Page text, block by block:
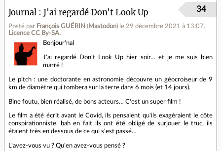
Journal J'ai regardé Don't Look Up
Posté par François GUÉRIN ( Mastodon) le 29 décembre 2021 à 13:07.
Licence CC By‑SA.
34
Bonjour'nal
J'ai regardé Don't Look Up hier soir… et je me suis bien
marré !
Le pitch : une doctorante en astronomie découvre un géocroiseur de 9
km de diamètre qui tombera sur la terre dans 6 mois (et 14 jours).
Bine foutu, bien réalisé, de bons acteurs… C'est un super film !
Le film a été écrit avant le Covid, ils pensaient qu'ils exagéraient le côte
conspirationniste, bah en fait ils ont été obligé de surjouer le truc, ils
étaient très en dessous de ce qui s'est passé…
L'avez-vous vu ? Qu'en avez-vous pensé ?